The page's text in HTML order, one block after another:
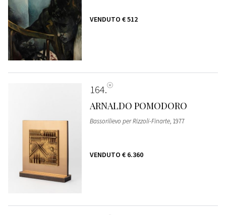
VENDUTO € 512
164
ARNALDO POMODORO
Bassorilievo per Rizzoli-Finarte, 1977
VENDUTO € 6.360